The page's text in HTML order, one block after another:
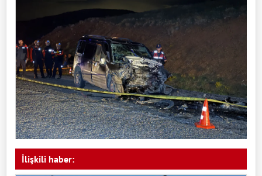
İlişkili haber: